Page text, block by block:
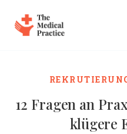
12 Fragen an
klügere